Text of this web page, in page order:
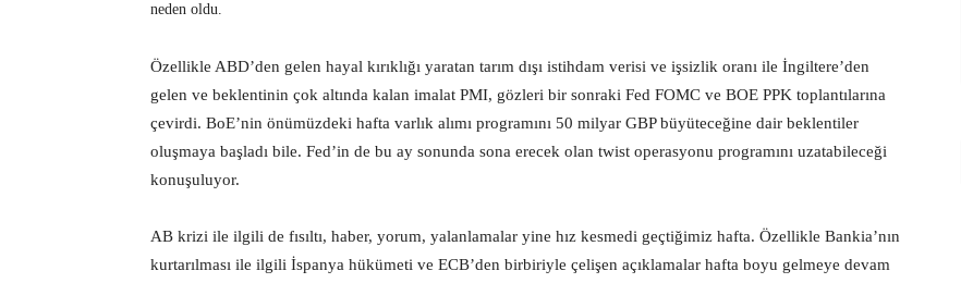
neden oldu.
Özellikle ABD’den gelen hayal kırıklığı yaratan tarım dışı istihdam verisi ve işsizlik oranı ile İngiltere’den
gelen ve beklentinin çok altında kalan imalat PMI, gözleri bir sonraki Fed FOMC ve BOE PPK toplantılarına
çevirdi. BoE’nin önümüzdeki hafta varlık alımı programını 50 milyar GBP büyüteceğine dair beklentiler
oluşmaya başladı bile. Fed’in de bu ay sonunda sona erecek olan twist operasyonu programını uzatabileceği
konuşuluyor.
AB krizi ile ilgili de fısıltı, haber, yorum, yalanlamalar yine hız kesmedi geçtiğimiz hafta. Özellikle Bankia’nın
kurtarılması ile ilgili İspanya hükümeti ve ECB’den birbiriyle çelişen açıklamalar hafta boyu gelmeye devam